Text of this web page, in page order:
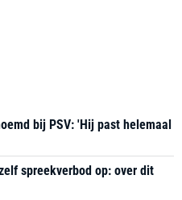
bij PSV: 'Hij past helemaal
spreekverbod op: over dit